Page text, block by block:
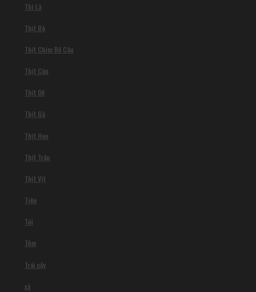
Thì Là
Thịt Bò
Thịt Chim Bồ Câu
Thịt Cừu
Thịt Dê
Thịt Gà
Thịt Heo
Thịt Trâu
Thịt Vịt
Tiêu
Tỏi
Tôm
Trái cây
xả